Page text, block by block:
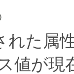
れた属
値が現